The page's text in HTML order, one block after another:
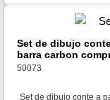
Set de dibujo
barra carbon
50073
Set de dibujo conte a